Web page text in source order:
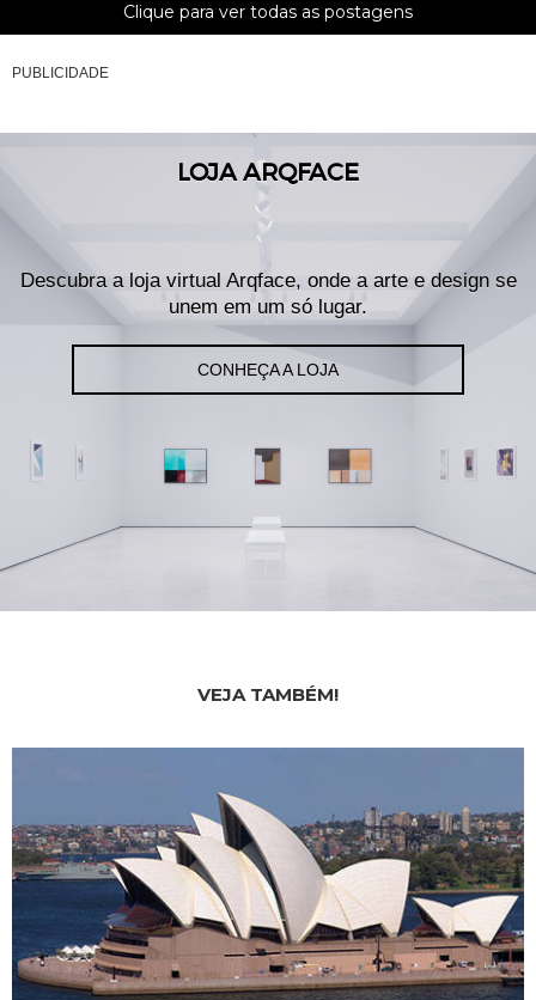
Clique para ver todas as postagens
PUBLICIDADE
LOJA ARQFACE
Descubra a loja virtual Arqface, onde a arte e design se
unem em um só lugar.
CONHEÇA A LOJA
VEJA TAMBÉM!